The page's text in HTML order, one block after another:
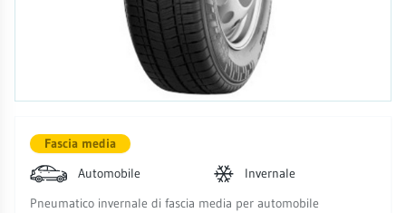
Fascia media
Automobile
Invernale
Pneumatico invernale di fascia media per automobile